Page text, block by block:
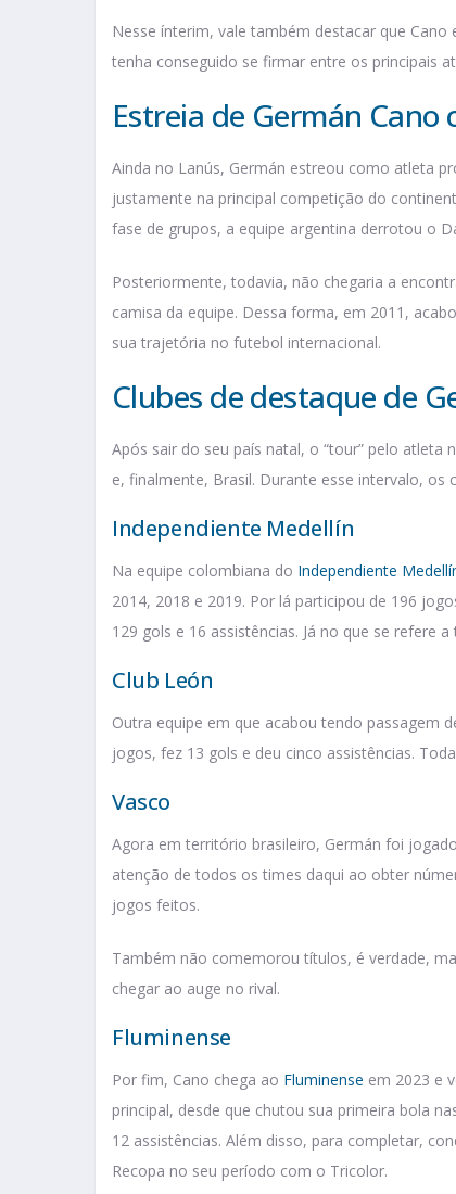
Nesse ínterim, vale também destacar que
tenha conseguido se firmar entre os principais
Estreia de Germán
Ainda no Lanús, Germán estreou como atleta
justamente na principal competição do
fase de grupos, a equipe argentina derrotou o
Posteriormente, todavia, não chegaria a
camisa da equipe. Dessa forma, em 2011,
sua trajetória no futebol internacional.
Clubes de destaque de
Após sair do seu país natal, o “tour” pelo
e, finalmente, Brasil. Durante esse intervalo,
Independiente Medellín
Na equipe colombiana do Independiente
2014, 2018 e 2019. Por lá participou de 196
129 gols e 16 assistências. Já no que se refere
Club León
Outra equipe em que acabou tendo passagem
jogos, fez 13 gols e deu cinco assistências.
Vasco
Agora em território brasileiro, Germán foi
atenção de todos os times daqui ao obter
jogos feitos.
Também não comemorou títulos, é verdade,
chegar ao auge no rival.
Fluminense
Por fim, Cano chega ao Fluminense em 2023 e
principal, desde que chutou sua primeira bola
12 assistências. Além disso, para completar,
Recopa no seu período com o Tricolor.